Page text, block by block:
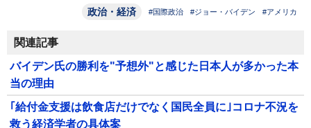
政治・経済 #国際政治 #ジョー・バイデン #アメリカ
関連記事
バイデン氏の勝利を"予想外"と感じた日本人が多かった本
当の理由
｢給付金支援は飲食店だけでなく国民全員に｣コロナ不況を
救う経済学者の具体案